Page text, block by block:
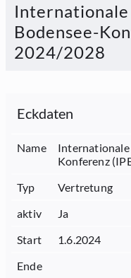
Bodensee-
2024/2028
Eckdaten
Name
Internationale
Konferenz
Typ
Vertretung
aktiv
Ja
Start
1.6.2024
Ende